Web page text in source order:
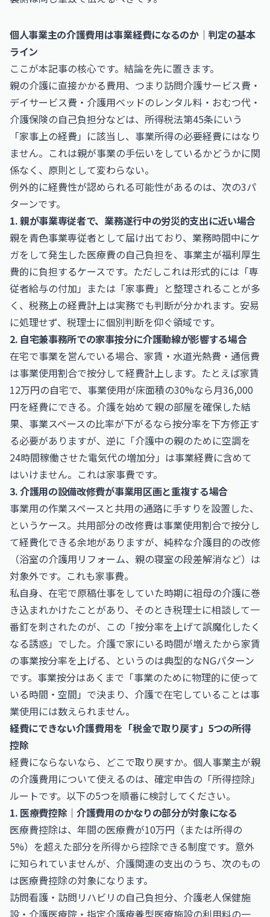
個人事業主の介護費用は事業経費になるのか｜判定の基本
ライン
ここが本記事の核心です。結論を先に置きます。
親の介護に直接かかる費用、つまり訪問介護サービス費・
デイサービス費・介護用ベッドのレンタル料・おむつ代・
介護保険の自己負担分などは、所得税法第45条にいう
「家事上の経費」に該当し、事業所得の必要経費にはなり
ません。これは親が事業の手伝いをしているかどうかに関
係なく、原則として変わらない。
例外的に経費性が認められる可能性があるのは、次の3パ
ターンです。
1. 親が事業専従者で、業務遂行中の労災的支出に近い場合
親を青色事業専従者として届け出ており、業務時間中にケ
ガをして発生した医療費の自己負担を、事業主が福利厚生
費的に負担するケースです。ただしこれは形式的には「専
従者給与の付加」または「家事費」と整理されることが多
く、税務上の経費計上は実務でも判断が分かれます。安易
に処理せず、税理士に個別判断を仰ぐ領域です。
2. 自宅兼事務所での家事按分に介護動線が影響する場合
在宅で事業を営んでいる場合、家賃・水道光熱費・通信費
は事業使用割合で按分して経費計上します。たとえば家賃
12万円の自宅で、事業使用が床面積の30%なら月36,000
円を経費にできる。介護を始めて親の部屋を確保した結
果、事業スペースの比率が下がるなら按分率を下方修正す
る必要がありますが、逆に「介護中の親のために空調を
24時間稼働させた電気代の増加分」は事業経費に含めて
はいけません。これは家事費です。
3. 介護用の設備改修費が事業用区画と重複する場合
事業用の作業スペースと共用の通路に手すりを設置した、
というケース。共用部分の改修費は事業使用割合で按分し
て経費化できる余地がありますが、純粋な介護目的の改修
（浴室の介護用リフォーム、親の寝室の段差解消など）は
対象外です。これも家事費。
私自身、在宅で原稿仕事をしていた時期に祖母の介護に巻
き込まれかけたことがあり、そのとき税理士に相談して一
番釘を刺されたのが、この「按分率を上げて誤魔化したく
なる誘惑」でした。介護で家にいる時間が増えたから家賃
の事業按分率を上げる、というのは典型的なNGパターン
です。事業按分はあくまで「事業のために物理的に使って
いる時間・空間」で決まり、介護で在宅していることは事
業使用には数えられません。
経費にできない介護費用を「税金で取り戻す」5つの所得
控除
経費にならないなら、どこで取り戻すか。個人事業主が親
の介護費用について使えるのは、確定申告の「所得控除」
ルートです。以下の5つを順番に検討してください。
1. 医療費控除｜介護費用のかなりの部分が対象になる
医療費控除は、年間の医療費が10万円（または所得の
5%）を超えた部分を所得から控除できる制度です。意外
に知られていませんが、介護関連の支出のうち、次のもの
は医療費控除の対象になります。
訪問看護・訪問リハビリの自己負担分、介護老人保健施
設・介護医療院・指定介護療養型医療施設の利用料の一